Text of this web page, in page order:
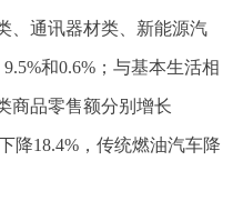
、通讯器材类、新能源汽
和0.6%；与基本生活相
商品零售额分别增长
降18.4%，传统燃油汽车降